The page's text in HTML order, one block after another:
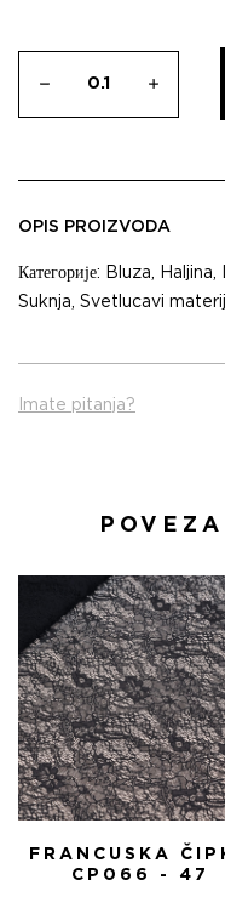
OPIS PROIZVODA
Категорије: Bluza, Haljina,
Suknja, Svetlucavi
Imate pitanja?
FRANCUSKA
CP066 - 47